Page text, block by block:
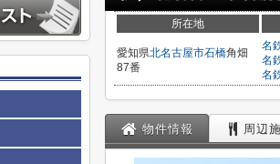
所在地
愛知県北名古屋市石橋角畑
87番
名
名
名
物件情報 周辺